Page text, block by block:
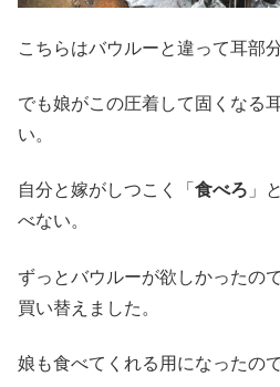
こちらはバウルーと違って耳部
でも娘がこの圧着して固くなる
い。
自分と嫁がしつこく「 食べろ 」
べない。
ずっとバウルーが欲しかったの
買い替えました。
娘も食べてくれる用になったの